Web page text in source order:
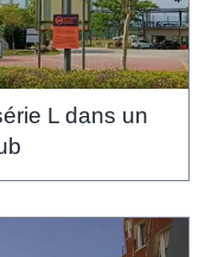
L dans un